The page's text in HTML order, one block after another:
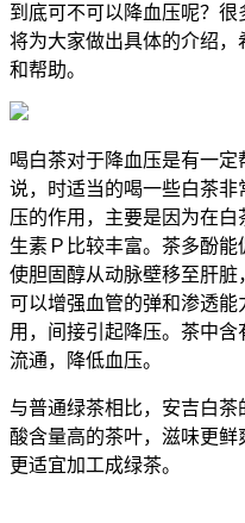
到底可不可以降血压呢？
将为大家做出具体的介绍
和帮助。
喝白茶对于降血压是有一
说，时适当的喝一些白茶
压的作用，主要是因为在
生素Ｐ比较丰富。茶多酚
使胆固醇从动脉壁移至肝
可以增强血管的弹和渗透
用，间接引起降压。茶中
流通，降低血压。
与普通绿茶相比，安吉白
酸含量高的茶叶，滋味更
更适宜加工成绿茶。